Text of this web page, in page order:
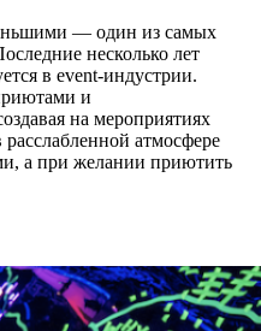
— один из самых
несколько лет
в event-индустрии.
и
на мероприятиях
атмосфере
а при желании приютить